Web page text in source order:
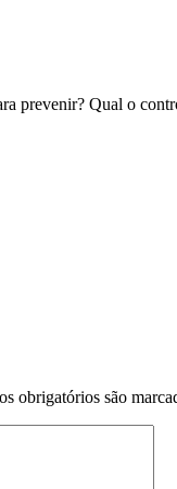
prevenir? Qual o
obrigatórios são